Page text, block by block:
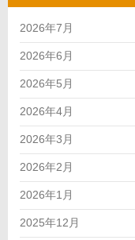
2026年7月
2026年6月
2026年5月
2026年4月
2026年3月
2026年2月
2026年1月
2025年12月